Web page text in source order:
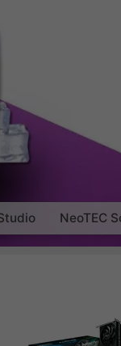
NeoTEC